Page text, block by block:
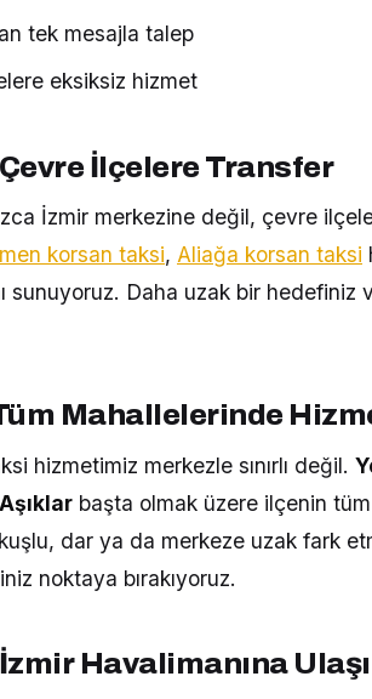
tek mesajla talep
eksiksiz hizmet
İlçelere Transfer
İzmir merkezine değil, çevre
korsan taksi, Aliağa korsan taksi
sunuyoruz. Daha uzak bir hedefiniz
Mahallelerinde
hizmetimiz merkezle sınırlı değil.
başta olmak üzere ilçenin
dar ya da merkeze uzak fark
noktaya bırakıyoruz.
Havalimanına